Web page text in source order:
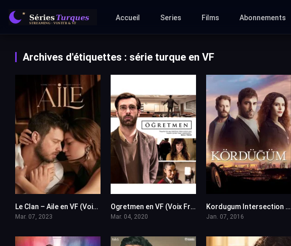
Accueil Series Films Abonnements
Archives d'étiquettes : série turque en VF
10Le Clan – Aile en VF (Voix Francaise)
Mar. 07, 2023
6.5Ogretmen en VF (Voix Francaise)
Mar. 04, 2020
5.7Kordugum Intersection VOSTFR
Jan. 07, 2016